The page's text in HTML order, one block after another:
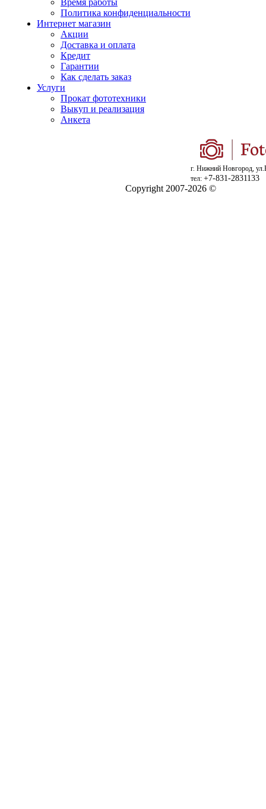
Время работы
Политика конфиденциальности
Интернет магазин
Акции
Доставка и оплата
Кредит
Гарантии
Как сделать заказ
Услуги
Прокат фототехники
Выкуп и реализация
Анкета
г. Нижний Новгород,
тел: +7-831-2831133
Copyright 2007-2026 ©